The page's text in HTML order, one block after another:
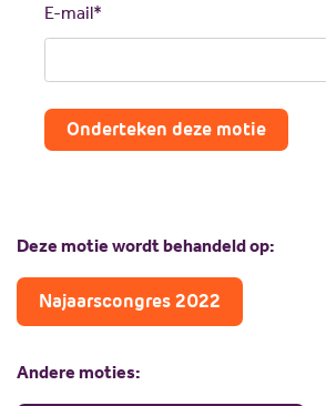
E-mail*
Onderteken deze motie
Deze motie wordt behandeld op:
Najaarscongres 2022
Andere moties: